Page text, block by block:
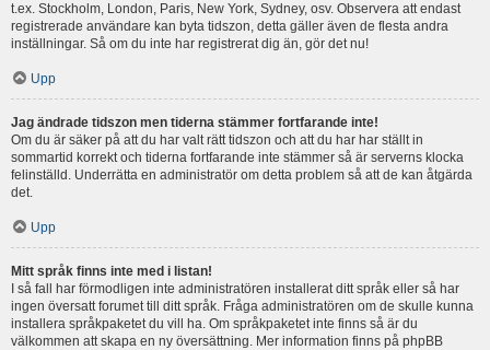
t.ex. Stockholm, London, Paris, New York, Sydney, osv. Observera att endast
registrerade användare kan byta tidszon, detta gäller även de flesta andra
inställningar. Så om du inte har registrerat dig än, gör det nu!
Upp
Jag ändrade tidszon men tiderna stämmer fortfarande inte!
Om du är säker på att du har valt rätt tidszon och att du har har ställt in
sommartid korrekt och tiderna fortfarande inte stämmer så är serverns klocka
felinställd. Underrätta en administratör om detta problem så att de kan åtgärda
det.
Upp
Mitt språk finns inte med i listan!
I så fall har förmodligen inte administratören installerat ditt språk eller så har
ingen översatt forumet till ditt språk. Fråga administratören om de skulle kunna
installera språkpaketet du vill ha. Om språkpaketet inte finns så är du
välkommen att skapa en ny översättning. Mer information finns på phpBB